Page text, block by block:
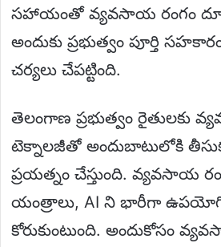
సహాయంతో వ్యవసాయ రంగం
అందుకు ప్రభుత్వం పూర్తి
చర్యలు చేపట్టింది.
తెలంగాణ ప్రభుత్వం రైతులకు
టెక్నాలజీతో అందుబాటులోకి
ప్రయత్నం చేస్తుంది. వ్యవసాయ
యంత్రాలు, AI ని భారీగా
కోరుకుంటుంది. అందుకోసం